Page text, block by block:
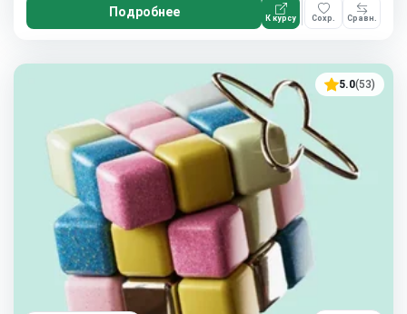
Подробнее К курсу Сохр. Сравн.
5.0(53)